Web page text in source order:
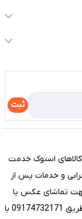
ثبت
استوک خدمت
صورت خرابی و خدمات پس از
تماشای عکس یا
فیلم کالای موردنظرتان، راهنمایی و مشاوره خرید از طریق 09174732171 با